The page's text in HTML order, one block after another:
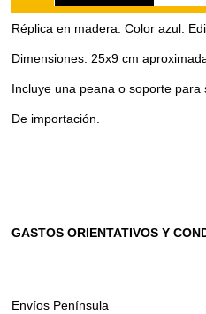
Réplica en madera. Color azul.
Dimensiones: 25x9 cm
Incluye una peana o soporte para
De importación.
GASTOS ORIENTATIVOS Y
Envíos Península